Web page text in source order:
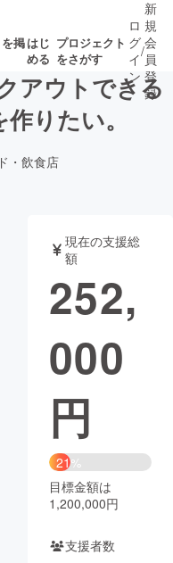
掲はじ
める
プロジェクト
をさがす
集終了が近いプ
ジェクト
音楽
ゲーム・サ
CAMPFIRE Creation
ya コミュニティ
ロ
グ
イ
ン
/
新
規
会
員
登
録
アウトできる
りたい。
・飲食店
現在の支援総
額
252,
000
円
21%
目標金額は
1,200,000円
支援者数